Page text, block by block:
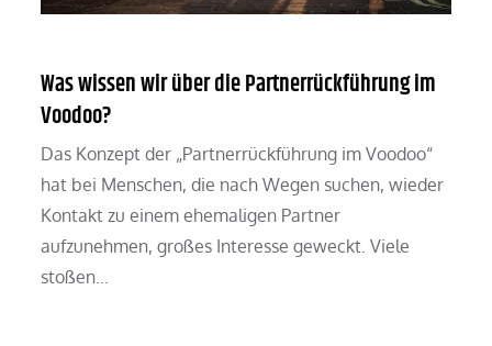
Was wissen wir über die Partnerrückführung im
Voodoo?
Das Konzept der „Partnerrückführung im Voodoo“
hat bei Menschen, die nach Wegen suchen, wieder
Kontakt zu einem ehemaligen Partner
aufzunehmen, großes Interesse geweckt. Viele
stoßen…